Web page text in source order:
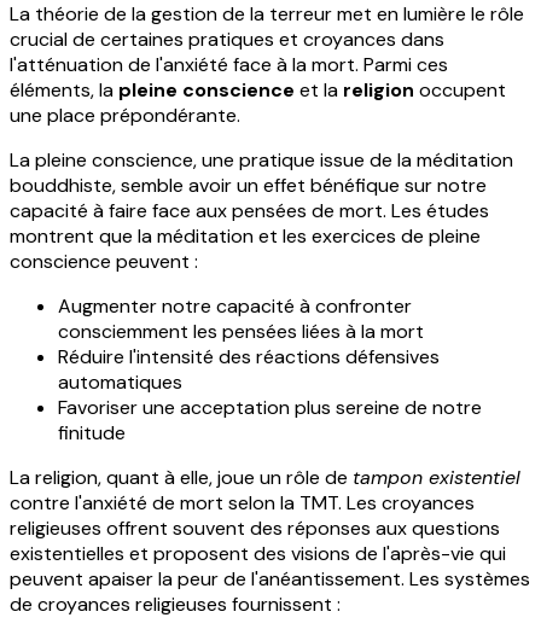
La théorie de la gestion de la terreur met en lumière le rôle
crucial de certaines pratiques et croyances dans
l'atténuation de l'anxiété face à la mort. Parmi ces
éléments, la pleine conscience et la religion occupent
une place prépondérante.
La pleine conscience, une pratique issue de la méditation
bouddhiste, semble avoir un effet bénéfique sur notre
capacité à faire face aux pensées de mort. Les études
montrent que la méditation et les exercices de pleine
conscience peuvent :
Augmenter notre capacité à confronter
consciemment les pensées liées à la mort
Réduire l'intensité des réactions défensives
automatiques
Favoriser une acceptation plus sereine de notre
finitude
La religion, quant à elle, joue un rôle de tampon existentiel
contre l'anxiété de mort selon la TMT. Les croyances
religieuses offrent souvent des réponses aux questions
existentielles et proposent des visions de l'après-vie qui
peuvent apaiser la peur de l'anéantissement. Les systèmes
de croyances religieuses fournissent :